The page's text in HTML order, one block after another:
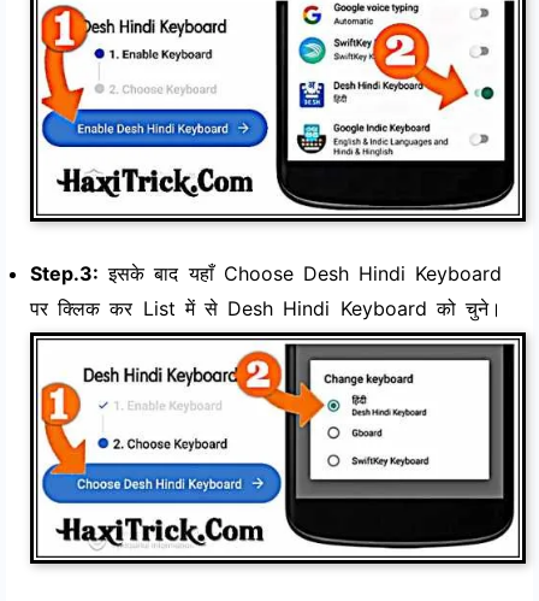
Step.3: इसके बाद यहाँ Choose Desh Hindi Keyboard
पर क्लिक कर List में से Desh Hindi Keyboard को चुने।